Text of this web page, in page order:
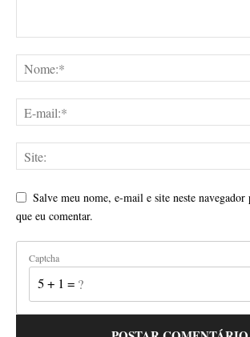
Salve meu nome, e-mail e site neste
que eu comentar.
Captcha
5 + 1 = ?